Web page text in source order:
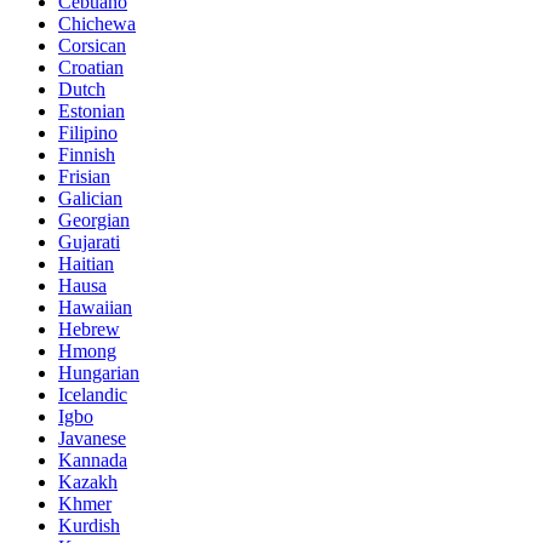
Chichewa
Corsican
Croatian
Dutch
Estonian
Filipino
Finnish
Frisian
Galician
Georgian
Gujarati
Haitian
Hausa
Hawaiian
Hebrew
Hmong
Hungarian
Icelandic
Igbo
Javanese
Kannada
Kazakh
Khmer
Kurdish